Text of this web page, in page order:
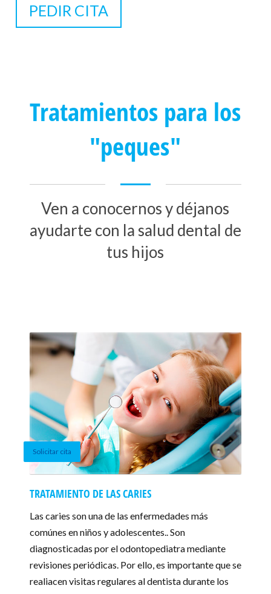
PEDIR CITA
Tratamientos para los
"peques"
Ven a conocernos y déjanos
ayudarte con la salud dental de
tus hijos
Solicitar cita
TRATAMIENTO DE LAS CARIES
Las caries son una de las enfermedades más
comúnes en niños y adolescentes.. Son
diagnosticadas por el odontopediatra mediante
revisiones periódicas. Por ello, es importante que se
realiacen visitas regulares al dentista durante los